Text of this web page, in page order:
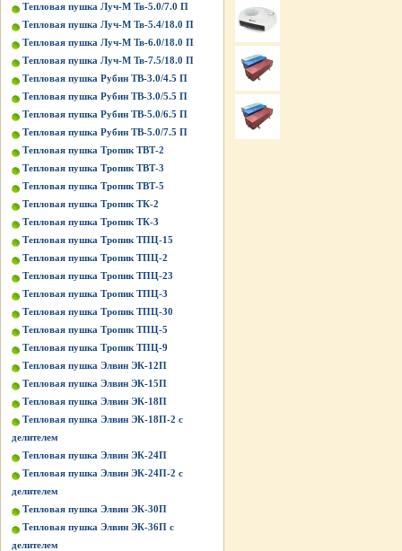
Тепловая пушка Луч-М Тв-5.0/7.0 П
Тепловая пушка Луч-М Тв-5.4/18.0 П
Тепловая пушка Луч-М Тв-6.0/18.0 П
Тепловая пушка Луч-М Тв-7.5/18.0 П
Тепловая пушка Рубин ТВ-3.0/4.5 П
Тепловая пушка Рубин ТВ-3.0/5.5 П
Тепловая пушка Рубин ТВ-5.0/6.5 П
Тепловая пушка Рубин ТВ-5.0/7.5 П
Тепловая пушка Тропик ТВТ-2
Тепловая пушка Тропик ТВТ-3
Тепловая пушка Тропик ТВТ-5
Тепловая пушка Тропик ТК-2
Тепловая пушка Тропик ТК-3
Тепловая пушка Тропик ТПЦ-15
Тепловая пушка Тропик ТПЦ-2
Тепловая пушка Тропик ТПЦ-23
Тепловая пушка Тропик ТПЦ-3
Тепловая пушка Тропик ТПЦ-30
Тепловая пушка Тропик ТПЦ-5
Тепловая пушка Тропик ТПЦ-9
Тепловая пушка Элвин ЭК-12П
Тепловая пушка Элвин ЭК-15П
Тепловая пушка Элвин ЭК-18П
Тепловая пушка Элвин ЭК-18П-2 с
делителем
Тепловая пушка Элвин ЭК-24П
Тепловая пушка Элвин ЭК-24П-2 с
делителем
Тепловая пушка Элвин ЭК-30П
Тепловая пушка Элвин ЭК-36П с
делителем